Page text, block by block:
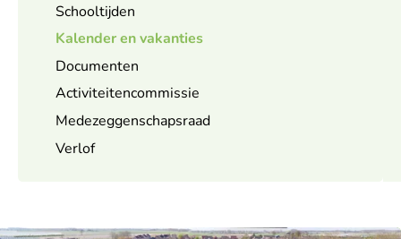
Schooltijden
Kalender en vakanties
Documenten
Activiteitencommissie
Medezeggenschapsraad
Verlof